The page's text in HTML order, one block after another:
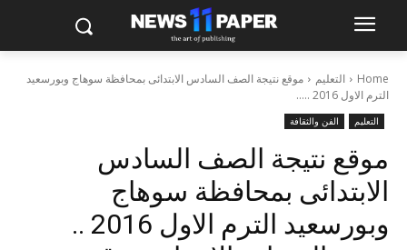
Home التعليم
موقع نتيجة الصف السادس الابتدائى بمحافظة سوهاج وبورسعيد
الترم الاول 2016 .....
التعليم الفن والثقافة
موقع نتيجة الصف السادس
الابتدائى بمحافظة سوهاج
وبورسعيد الترم الاول 2016 ..